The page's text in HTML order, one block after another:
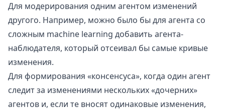
Для модерирования одним агентом изменений
другого. Например, можно было бы для агента со
сложным machine learning добавить агента-
наблюдателя, который отсеивал бы самые кривые
изменения.
Для формирования «консенсуса», когда один агент
следит за изменениями нескольких «дочерних»
агентов и, если те вносят одинаковые изменения,